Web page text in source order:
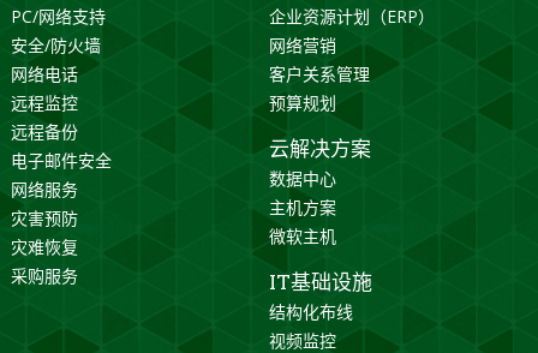
PC/网络支持
安全/防火墙
网络电话
远程监控
远程备份
电子邮件安全
网络服务
灾害预防
灾难恢复
采购服务
企业资源计划（ERP）
网络营销
客户关系管理
预算规划
云解决方案
数据中心
主机方案
微软主机
IT基础设施
结构化布线
视频监控